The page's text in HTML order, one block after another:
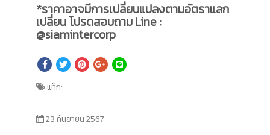
*ราคาอาจมีการเปลี่ยนแปลงตามอัตราแลก
เปลี่ยน โปรดสอบถาม Line :
@siamintercorp
แท็ก:
23 กันยายน 2567